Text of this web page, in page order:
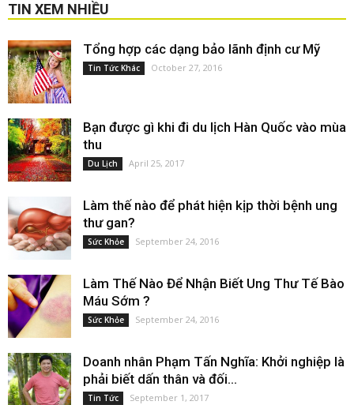
TIN XEM NHIỀU
Tổng hợp các dạng bảo lãnh định cư Mỹ
Tin Tức Khác October 27, 2016
Bạn được gì khi đi du lịch Hàn Quốc vào mùa
thu
Du Lịch April 25, 2017
Làm thế nào để phát hiện kịp thời bệnh ung
thư gan?
Sức Khỏe September 24, 2016
Làm Thế Nào Để Nhận Biết Ung Thư Tế Bào
Máu Sớm ?
Sức Khỏe September 24, 2016
Doanh nhân Phạm Tấn Nghĩa: Khởi nghiệp là
phải biết dấn thân và đối...
Tin Tức September 1, 2017